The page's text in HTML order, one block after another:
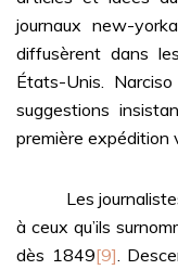
journaux new-
diffusèrent dans
États-Unis.
suggestions
première expédition
Les journalistes
à ceux qu’ils
dès 1849[9].